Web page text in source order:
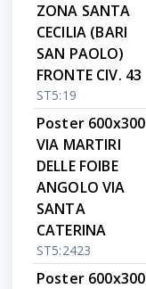
ZONA SANTA
CECILIA (BARI
SAN PAOLO)
FRONTE CIV. 43
ST5:19
Poster 600x300
VIA MARTIRI
DELLE FOIBE
ANGOLO VIA
SANTA
CATERINA
ST5:2423
Poster 600x300